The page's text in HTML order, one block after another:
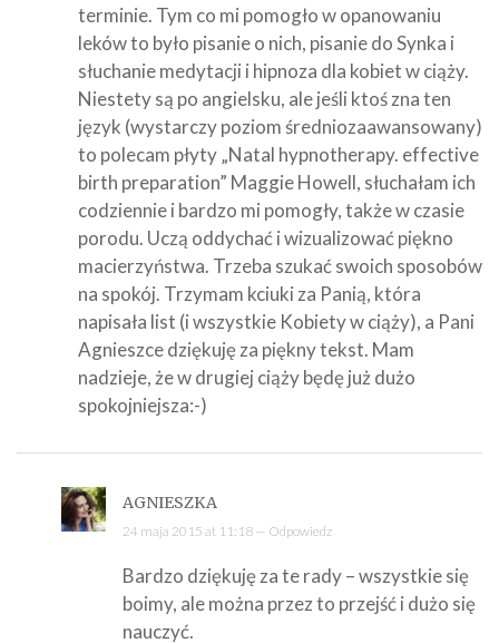
terminie. Tym co mi pomogło w opanowaniu
leków to było pisanie o nich, pisanie do Synka i
słuchanie medytacji i hipnoza dla kobiet w ciąży.
Niestety są po angielsku, ale jeśli ktoś zna ten
język (wystarczy poziom średniozaawansowany)
to polecam płyty „Natal hypnotherapy. effective
birth preparation” Maggie Howell, słuchałam ich
codziennie i bardzo mi pomogły, także w czasie
porodu. Uczą oddychać i wizualizować piękno
macierzyństwa. Trzeba szukać swoich sposobów
na spokój. Trzymam kciuki za Panią, która
napisała list (i wszystkie Kobiety w ciąży), a Pani
Agnieszce dziękuję za piękny tekst. Mam
nadzieje, że w drugiej ciąży będę już dużo
spokojniejsza:-)
AGNIESZKA
24 maja 2015 at 11:18 — Odpowiedz
Bardzo dziękuję za te rady – wszystkie się
boimy, ale można przez to przejść i dużo się
nauczyć.